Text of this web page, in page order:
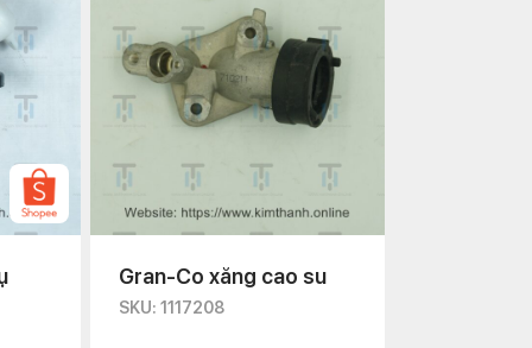
Thành
Gran-Co xăng cao su
SKU: 1117208